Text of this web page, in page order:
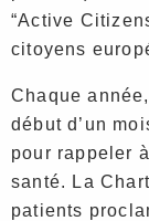
“Active
citoyens
Chaque
début d’un
pour rappeler
santé. La
patients